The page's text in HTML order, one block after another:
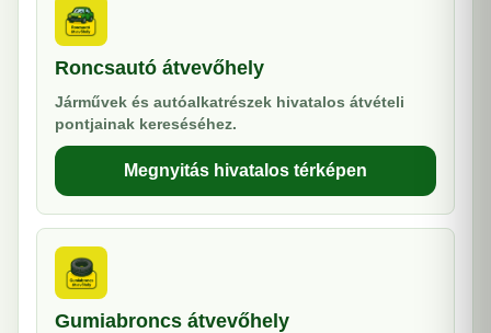
Roncsautó átvevőhely
Járművek és autóalkatrészek hivatalos átvételi
pontjainak kereséséhez.
Megnyitás hivatalos térképen
Gumiabroncs átvevőhely